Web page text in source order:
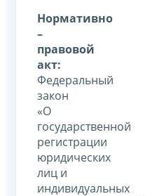
Нормативно
–
правовой
акт:
Федеральный
закон
«О
государственной
регистрации
юридических
лиц и
индивидуальных